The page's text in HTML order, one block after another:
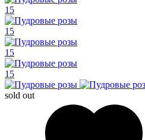
15
15
15
15
sold out